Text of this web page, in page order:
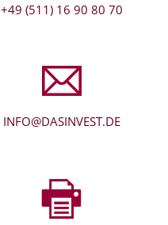
+49 (511) 16 90 80 70
INFO@DASINVEST.DE